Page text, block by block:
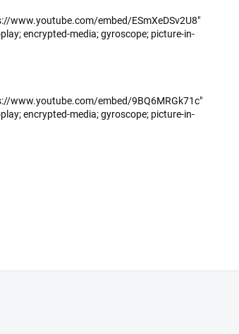
www.youtube.com/embed/ESmXeDSv2U8"
encrypted-media; gyroscope; picture-in-
www.youtube.com/embed/9BQ6MRGk71c"
encrypted-media; gyroscope; picture-in-